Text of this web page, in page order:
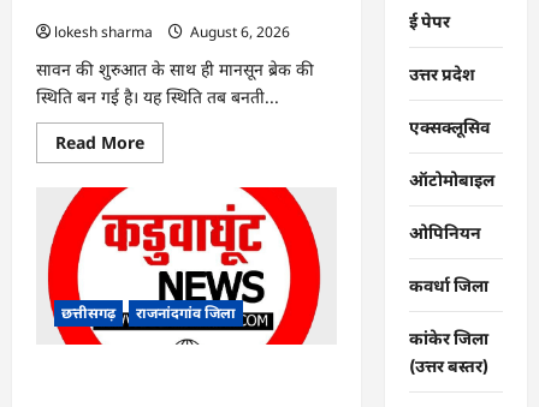
lokesh sharma
August 6, 2026
सावन की शुरुआत के साथ ही मानसून ब्रेक की
स्थिति बन गई है। यह स्थिति तब बनती...
Read MoreRead
more
7
दिन
और
थमी
रहेगी
बारिश,
नए
सिस्टम
छत्तीसगढ़ राजनांदगांव जिला
ई पेपर
उत्तर प्रदेश
एक्सक्लूसिव
ऑटोमोबाइल
ओपिनियन
कवर्धा जिला
कांकेर जिला
(उत्तर बस्तर)